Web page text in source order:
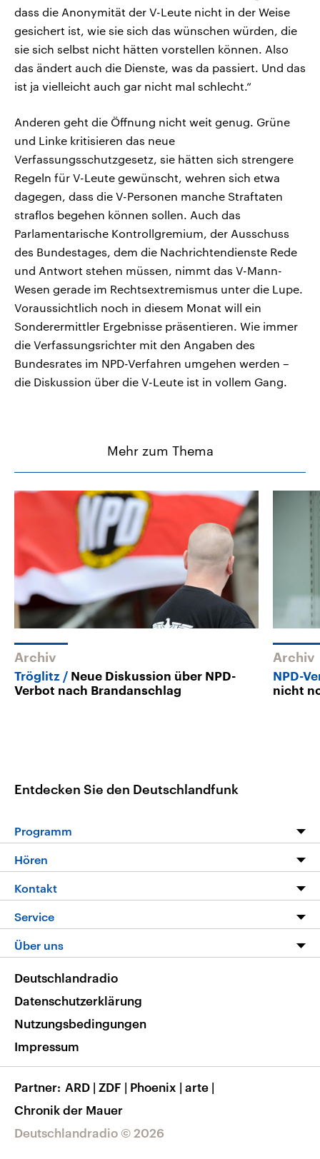
dass die Anonymität der V-Leute nicht in der Weise
gesichert ist, wie sie sich das wünschen würden, die
sie sich selbst nicht hätten vorstellen können. Also
das ändert auch die Dienste, was da passiert. Und das
ist ja vielleicht auch gar nicht mal schlecht.“
Anderen geht die Öffnung nicht weit genug. Grüne
und Linke kritisieren das neue
Verfassungsschutzgesetz, sie hätten sich strengere
Regeln für V-Leute gewünscht, wehren sich etwa
dagegen, dass die V-Personen manche Straftaten
straflos begehen können sollen. Auch das
Parlamentarische Kontrollgremium, der Ausschuss
des Bundestages, dem die Nachrichtendienste Rede
und Antwort stehen müssen, nimmt das V-Mann-
Wesen gerade im Rechtsextremismus unter die Lupe.
Voraussichtlich noch in diesem Monat will ein
Sonderermittler Ergebnisse präsentieren. Wie immer
die Verfassungsrichter mit den Angaben des
Bundesrates im NPD-Verfahren umgehen werden –
die Diskussion über die V-Leute ist in vollem Gang.
Mehr zum Thema
Archiv
Tröglitz
Neue Diskussion über NPD-
Verbot nach Brandanschlag
Archiv
NPD-
nicht
Entdecken Sie den Deutschlandfunk
Programm
Programm
Die Nachrichten
Nachrichtenleicht
Neue Beiträge auf dlf.de
Hören
Livestream
Podcasts
Deutschlandfunk App
Nachrichten App
Frequenzen
Kontakt
Hörerservice
Service
FAQ
Veranstaltungen
Musikliste
RSS
Über uns
Barrierefreiheit
Deutschlandradio © 2026
Deutschlandradio
Datenschutzerklärung
Nutzungsbedingungen
Impressum
Partner ARD | ZDF | Phoenix | arte |
Chronik der Mauer